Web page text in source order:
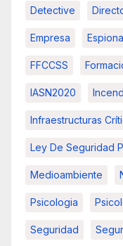
Detective
Empresa
FFCCSS
IASN2020
Infraestructuras
Ley De Seguridad
Medioambiente
Psicologia
Seguridad